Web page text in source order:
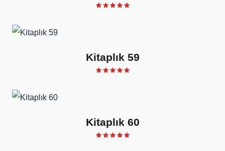
Kitaplık 59
Kitaplık 60